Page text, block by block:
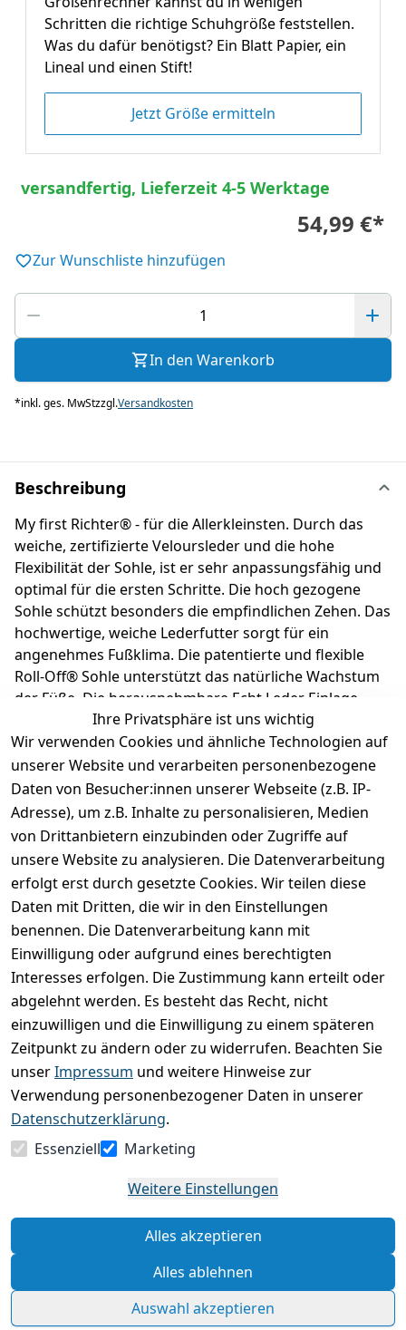
Schritten die richtige Schuhgröße feststellen.
Was du dafür benötigst? Ein Blatt Papier, ein
Lineal und einen Stift!
Jetzt Größe ermitteln
versandfertig, Lieferzeit 4-5 Werktage
54,99 €*
Zur Wunschliste hinzufügen
In den Warenkorb
*inkl. ges. MwStzzgl.Versandkosten
Beschreibung
My first Richter® - für die Allerkleinsten. Durch das
weiche, zertifizierte Veloursleder und die hohe
Flexibilität der Sohle, ist er sehr anpassungsfähig und
optimal für die ersten Schritte. Die hoch gezogene
Sohle schützt besonders die empfindlichen Zehen. Das
hochwertige, weiche Lederfutter sorgt für ein
angenehmes Fußklima. Die patentierte und flexible
Roll-Off® Sohle unterstützt das natürliche Wachstum
der Füße. Die herausnehmbare Echt Leder Einlage
macht es kinderleicht, die richtige Schuhgröße
auszuwählen. Richter Kinderschuhe - Kids shoes since
1893.
Produktdetails
Kundenrezensionen
Durchschnittliche Bewertung
0
Basierend auf 0 Bewertung(en)
Bewertung abgeben
5
( 0 )
4
( 0 )
3
( 0 )
2
( 0 )
1
Artikel abgegeben
Rechtliche Hinweise – Klicken Sie hier für weitere
Ihre Privatsphäre ist uns wichtig
Wir verwenden Cookies und ähnliche Technologien auf
unserer Website und verarbeiten personenbezogene
Daten von Besucher:innen unserer Webseite (z.B. IP-
Adresse), um z.B. Inhalte zu personalisieren, Medien
von Drittanbietern einzubinden oder Zugriffe auf
unsere Website zu analysieren. Die Datenverarbeitung
erfolgt erst durch gesetzte Cookies. Wir teilen diese
Daten mit Dritten, die wir in den Einstellungen
benennen. Die Datenverarbeitung kann mit
Einwilligung oder aufgrund eines berechtigten
Interesses erfolgen. Die Zustimmung kann erteilt oder
abgelehnt werden. Es besteht das Recht, nicht
einzuwilligen und die Einwilligung zu einem späteren
Zeitpunkt zu ändern oder zu widerrufen. Beachten Sie
unserImpressum und weitere Hinweise zur
Verwendung personenbezogener Daten in unserer
Datenschutzerklärung.
Essenziell
Marketing
Weitere Einstellungen
Alles akzeptieren
Alles ablehnen
Auswahl akzeptieren